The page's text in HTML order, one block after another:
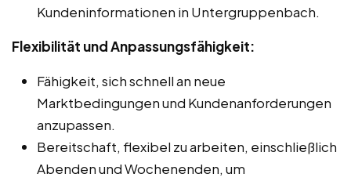
Kundeninformationen in Untergruppenbach.
Flexibilität und Anpassungsfähigkeit:
Fähigkeit, sich schnell an neue
Marktbedingungen und Kundenanforderungen
anzupassen.
Bereitschaft, flexibel zu arbeiten, einschließlich
Abenden und Wochenenden, um